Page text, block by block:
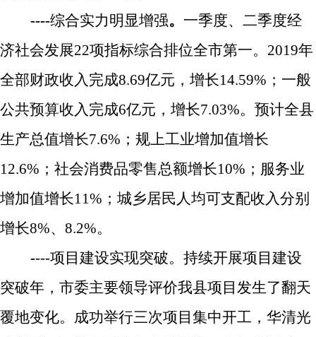
----综合实力明显增强。 一季度、二季度经
济社会发展22项指标综合排位全市第一。 2019年
全部财政收入完成8.69亿元，增长14.59% ；一般
公共预算收入完成6亿元，增长7.03%。 预计全县
生产总值增长7.6% ；规上工业增加值增长
12.6% ；社会消费品零售总额增长10% ；服务业
增加值增长11% ；城乡居民人均可支配收入分别
增长8%、 8.2%。
----项目建设实现突破。 持续开展项目建设
突破年，市委主要领导评价我县项目发生了翻天
覆地变化。成功举行三次项目集中开工， 华清光